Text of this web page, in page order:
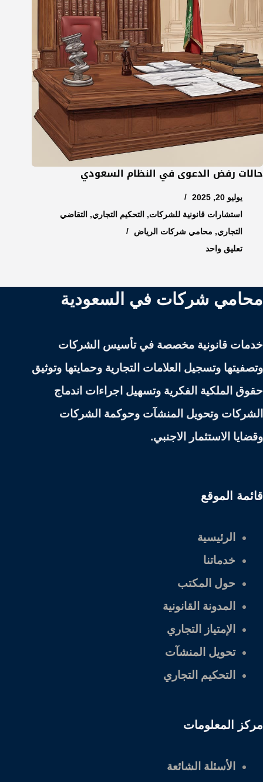
حالات رفض الدعوى في النظام السعودي
يوليو 20, 2025
استشارات قانونية للشركات, التحكيم التجاري, التقاضي
التجاري, محامي شركات الرياض
تعليق واحد
محامي شركات في السعودية
خدمات قانونية مخصصة في تأسيس الشركات
وتصفيتها وتسجيل العلامات التجارية وحمايتها وتوثيق
حقوق الملكية الفكرية وتسهيل اجراءات اندماج
الشركات وتحويل المنشآت وحوكمة الشركات
وقضايا الاستثمار الاجنبي.
قائمة الموقع
الرئيسية
خدماتنا
حول المكتب
المدونة القانونية
الإمتياز التجاري
تحويل المنشآت
التحكيم التجاري
مركز المعلومات
الأسئلة الشائعة